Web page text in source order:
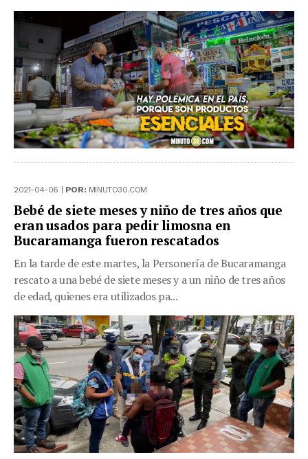
2021-04-06 | POR: MINUTO30.COM
Bebé de siete meses y niño de tres años que
eran usados para pedir limosna en
Bucaramanga fueron rescatados
En la tarde de este martes, la Personería de Bucaramanga
rescato a una bebé de siete meses y a un niño de tres años
de edad, quienes era utilizados pa...